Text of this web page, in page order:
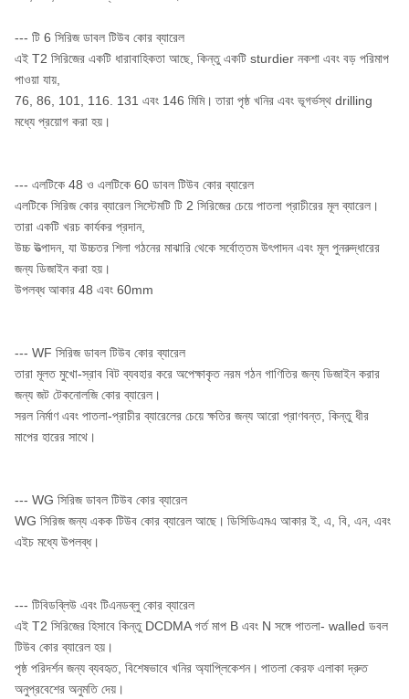
--- টি 6 সিরিজ ডাবল টিউব কোর ব্যারেল
এই T2 সিরিজের একটি ধারাবাহিকতা আছে, কিন্তু একটি sturdier নকশা এবং বড় পরিমাপ
পাওয়া যায়,
76, 86, 101, 116. 131 এবং 146 মিমি। তারা পৃষ্ঠ খনির এবং ভূগর্ভস্থ drilling
মধ্যে প্রয়োগ করা হয়।
--- এলটিকে 48 ও এলটিকে 60 ডাবল টিউব কোর ব্যারেল
এলটিকে সিরিজ কোর ব্যারেল সিস্টেমটি টি 2 সিরিজের চেয়ে পাতলা প্রাচীরের মূল ব্যারেল।
তারা একটি খরচ কার্যকর প্রদান,
উচ্চ উত্পাদন, যা উচ্চতর শিলা গঠনের মাঝারি থেকে সর্বোত্তম উৎপাদন এবং মূল পুনরুদ্ধারের
জন্য ডিজাইন করা হয়।
উপলব্ধ আকার 48 এবং 60mm
--- WF সিরিজ ডাবল টিউব কোর ব্যারেল
তারা মূলত মুখো-স্রাব বিট ব্যবহার করে অপেক্ষাকৃত নরম গঠন গাণিতির জন্য ডিজাইন করার
জন্য জট টেকনোলজি কোর ব্যারেল।
সরল নির্মাণ এবং পাতলা-প্রাচীর ব্যারেলের চেয়ে ক্ষতির জন্য আরো প্রাণবন্ত, কিন্তু ধীর
মাপের হারের সাথে।
--- WG সিরিজ ডাবল টিউব কোর ব্যারেল
WG সিরিজ জন্য একক টিউব কোর ব্যারেল আছে। ডিসিডিএমএ আকার ই, এ, বি, এন, এবং
এইচ মধ্যে উপলব্ধ।
--- টিবিডব্লিউ এবং টিএনডব্লু কোর ব্যারেল
এই T2 সিরিজের হিসাবে কিন্তু DCDMA গর্ত মাপ B এবং N সঙ্গে পাতলা- walled ডবল
টিউব কোর ব্যারেল হয়।
পৃষ্ঠ পরিদর্শন জন্য ব্যবহৃত, বিশেষভাবে খনির অ্যাপ্লিকেশন। পাতলা কেরফ এলাকা দ্রুত
অনুপ্রবেশের অনুমতি দেয়।